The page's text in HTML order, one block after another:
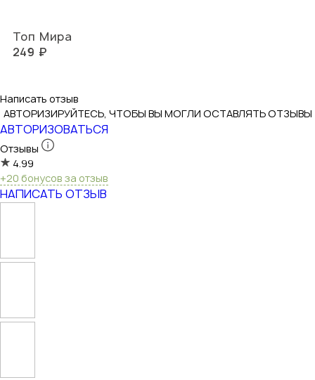
Топ Мира
249 ₽
Написать отзыв
АВТОРИЗИРУЙТЕСЬ, ЧТОБЫ ВЫ МОГЛИ ОСТАВЛЯТЬ ОТЗЫВЫ
АВТОРИЗОВАТЬСЯ
Отзывы
4.99
+20 бонусов за отзыв
НАПИСАТЬ ОТЗЫВ